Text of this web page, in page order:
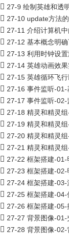
27-9 绘制英雄和透
27-10 update方法
27-11 介绍计算机
27-12 基本概念明
27-13 利用时钟设
27-14 英雄动画效
27-15 英雄循环飞
27-16 事件监听-
27-17 事件监听-
27-18 精灵和精灵
27-19 精灵和精灵
27-20 精灵和精灵
27-21 精灵和精灵
27-22 框架搭建-
27-23 框架搭建-
27-24 框架搭建-03-
27-25 框架搭建-
27-26 框架搭建-05-
27-27 背景图像-
27-28 背景图像-